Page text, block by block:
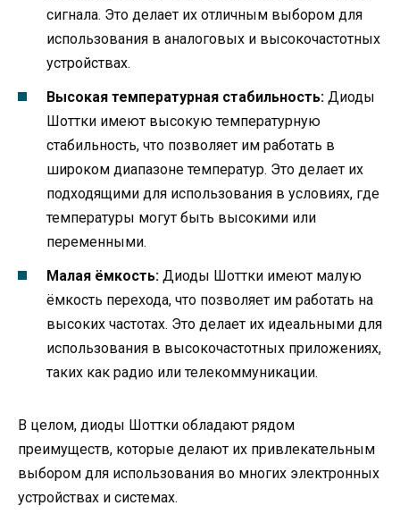
сигнала. Это делает их отличным выбором для
использования в аналоговых и высокочастотных
устройствах.
Высокая температурная стабильность: Диоды
Шоттки имеют высокую температурную
стабильность, что позволяет им работать в
широком диапазоне температур. Это делает их
подходящими для использования в условиях, где
температуры могут быть высокими или
переменными.
Малая ёмкость: Диоды Шоттки имеют малую
ёмкость перехода, что позволяет им работать на
высоких частотах. Это делает их идеальными для
использования в высокочастотных приложениях,
таких как радио или телекоммуникации.
В целом, диоды Шоттки обладают рядом
преимуществ, которые делают их привлекательным
выбором для использования во многих электронных
устройствах и системах.